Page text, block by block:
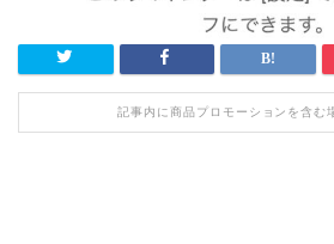
記事内に商品プロモーションを含む